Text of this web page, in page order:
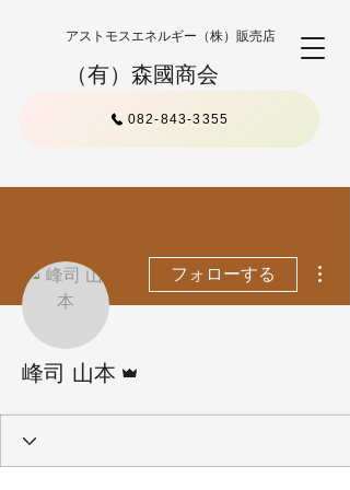
アストモスエネルギー（株）販売店
（有）森國商会
082-843-3355
フォローする
峰司 山本